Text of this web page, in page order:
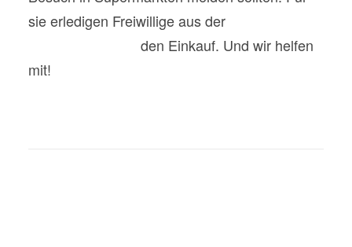
sie erledigen Freiwillige aus der
den Einkauf. Und wir helfen
mit!